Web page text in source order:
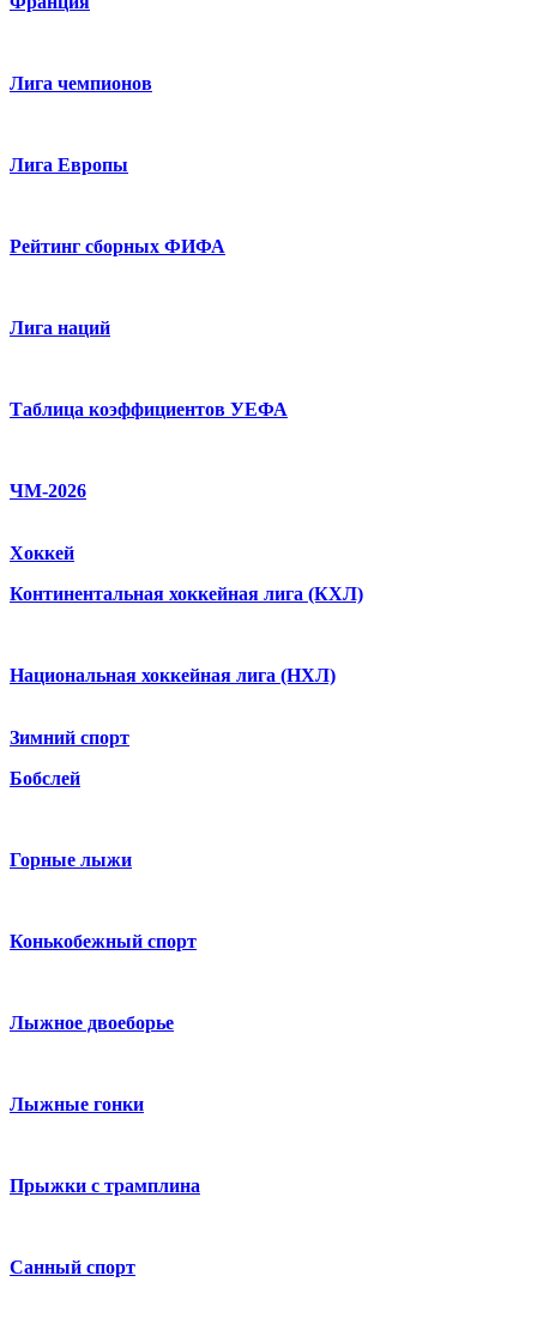
Лига чемпионов
Лига Европы
Рейтинг сборных ФИФА
Лига наций
Таблица коэффициентов УЕФА
ЧМ-2026
Хоккей
Континентальная хоккейная лига (КХЛ)
Национальная хоккейная лига (НХЛ)
Зимний спорт
Бобслей
Горные лыжи
Конькобежный спорт
Лыжное двоеборье
Лыжные гонки
Прыжки с трамплина
Санный спорт